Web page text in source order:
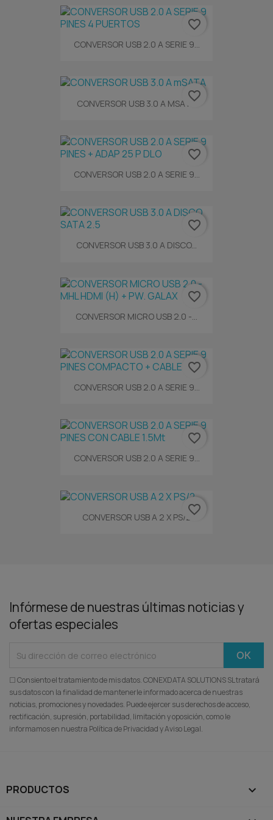
CONVERSOR USB 2.0 A SERIE 9...
favorite_border
CONVERSOR USB 3.0 A MSATA
favorite_border
CONVERSOR USB 2.0 A SERIE 9...
favorite_border
CONVERSOR USB 3.0 A DISCO...
favorite_border
CONVERSOR MICRO USB 2.0 -...
favorite_border
CONVERSOR USB 2.0 A SERIE 9...
favorite_border
CONVERSOR USB 2.0 A SERIE 9...
favorite_border
CONVERSOR USB A 2 X PS/2
favorite_border
Infórmese de nuestras últimas noticias y
ofertas especiales
☐ Consiento el tratamiento de mis datos. CONEXDATA SOLUTIONS SL tratará
sus datos con la finalidad de mantenerle informado acerca de nuestras
noticias, promociones y novedades. Puede ejercer sus derechos de acceso,
rectificación, supresión, portabilidad, limitación y oposición, como le
informamos en nuestra Política de Privacidad y Aviso Legal.
PRODUCTOS 